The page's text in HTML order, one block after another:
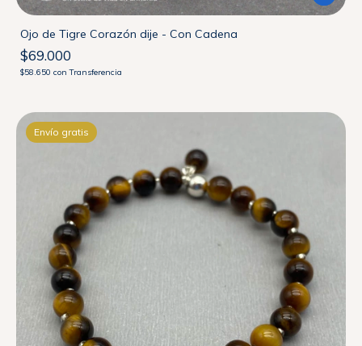
Ojo de Tigre Corazón dije - Con Cadena
$69.000
$58.650 con Transferencia
Envío gratis